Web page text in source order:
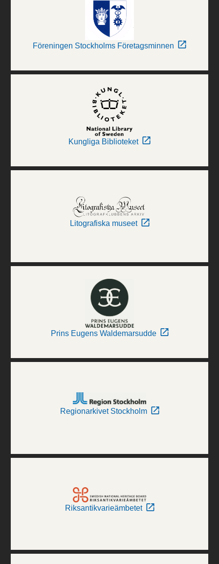
Föreningen Stockholms Företagsminnen
Kungliga Biblioteket
Litografiska museet
Prins Eugens Waldemarsudde
Regionarkivet Stockholm
Riksantikvarieämbetet